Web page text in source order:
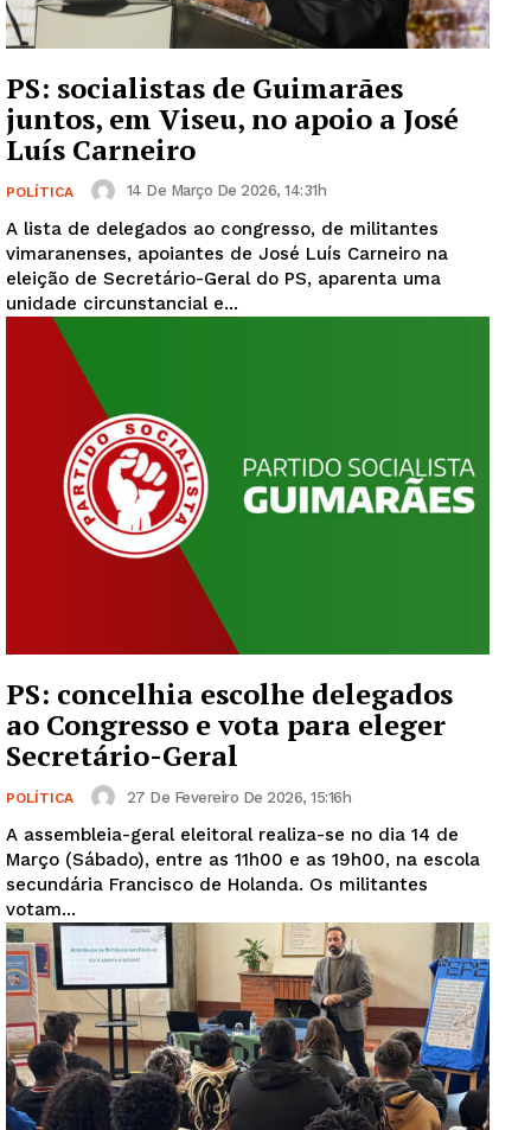
PS: socialistas de Guimarães
juntos, em Viseu, no apoio a José
Luís Carneiro
POLÍTICA 14 De Março De 2026, 14:31h
A lista de delegados ao congresso, de militantes
vimaranenses, apoiantes de José Luís Carneiro na
eleição de Secretário-Geral do PS, aparenta uma
unidade circunstancial e...
PS: concelhia escolhe delegados
ao Congresso e vota para eleger
Secretário-Geral
POLÍTICA 27 De Fevereiro De 2026, 15:16h
A assembleia-geral eleitoral realiza-se no dia 14 de
Março (Sábado), entre as 11h00 e as 19h00, na escola
secundária Francisco de Holanda. Os militantes
votam...